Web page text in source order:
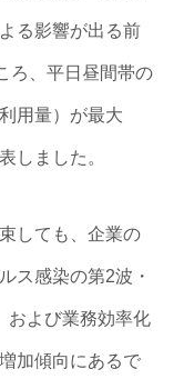
る影響が出る前
ろ、平日昼間帯の
用量）が最大
しました。
しても、企業の
ス感染の第2波・
および業務効率化
加傾向にあるで